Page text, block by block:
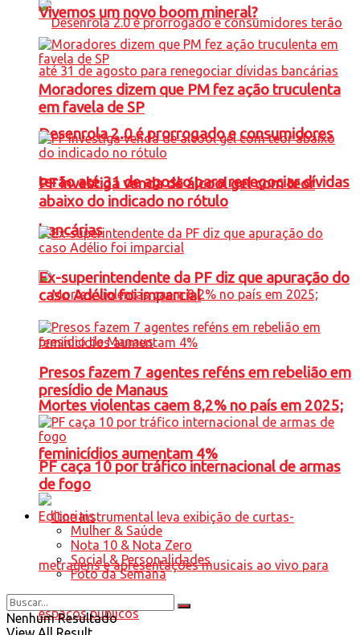
Desenrola 2.0 é prorrogado e consumidores
terão até 31 de agosto para renegociar dívidas
bancárias
Mortes violentas caem 8,2% no país em 2025;
feminicídios aumentam 4%
Vivemos um novo boom mineral?
Moradores dizem que PM fez ação truculenta
em favela de SP
PF investiga venda de álcool gel com teor
abaixo do indicado no rótulo
Ex-superintendente da PF diz que apuração do
caso Adélio foi imparcial
Presos fazem 7 agentes reféns em rebelião em
presídio de Manaus
PF caça 10 por tráfico internacional de armas
de fogo
Editoriais
Mulher & Saúde
Nota 10 & Nota Zero
Social & Personalidades
Foto da Semana
Nenhum Resultado